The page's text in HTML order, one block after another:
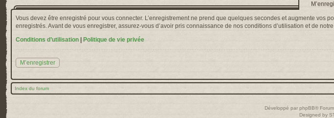
Vous devez être enregistré pour vous connecter. L’enregistrement ne prend que quelques secondes et augmente
enregistrés. Avant de vous enregistrer, assurez-vous d’avoir pris connaissance de nos conditions d’utilisation et de
Conditions d’utilisation
Politique de vie privée
M’enregistrer
Index du forum
Développé par phpBB®
Designed by